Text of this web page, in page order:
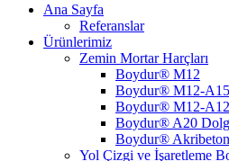
Ana Sayfa
Referanslar
Ürünlerimiz
Zemin Mortar Harçları
Boydur® M12
Boydur® M12-A15
Boydur® M12-
Boydur® A20
Boydur® Akribeton
Yol Çizgi ve İşaretleme